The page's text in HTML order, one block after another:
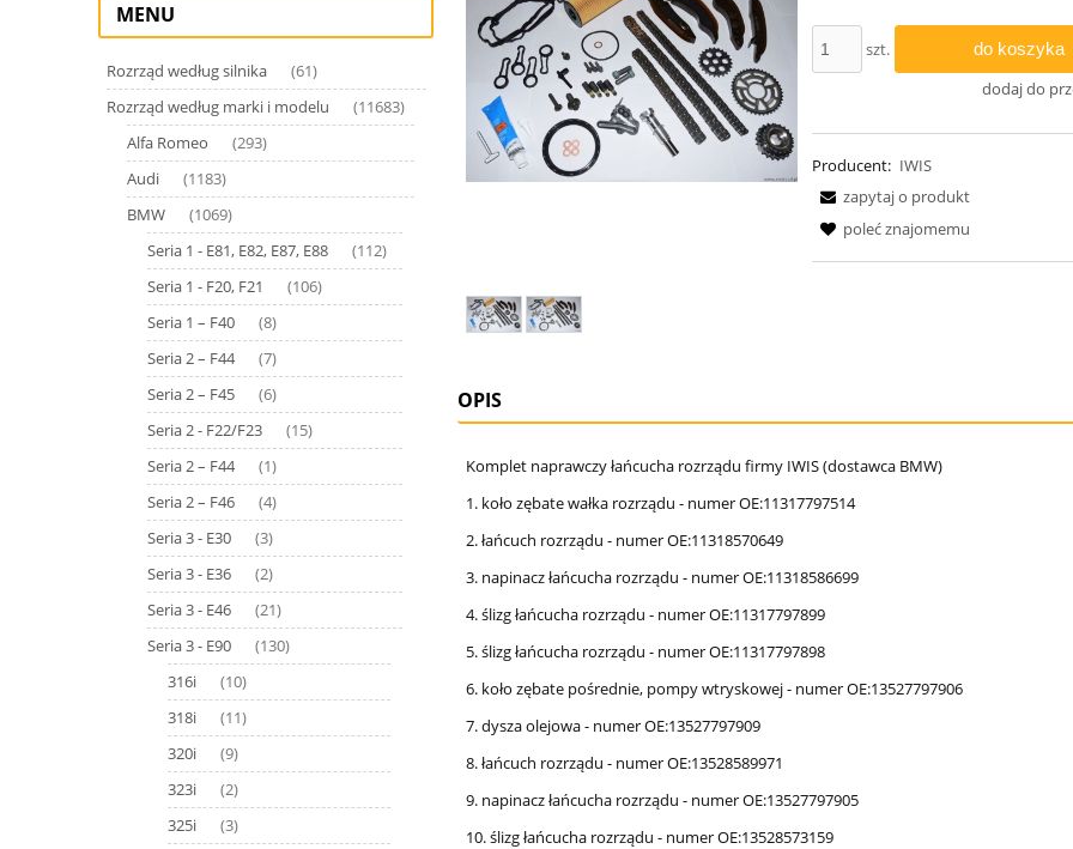
MENU
Rozrząd według silnika (61)
Rozrząd według marki i modelu (11683)
Alfa Romeo (293)
Audi (1183)
BMW (1069)
Seria 1 - E81, E82, E87, E88 (112)
Seria 1 - F20, F21 (106)
Seria 1 – F40 (8)
Seria 2 – F44 (7)
Seria 2 – F45 (6)
Seria 2 - F22/F23 (15)
Seria 2 – F44 (1)
Seria 2 – F46 (4)
Seria 3 - E30 (3)
Seria 3 - E36 (2)
Seria 3 - E46 (21)
Seria 3 - E90 (130)
316i (10)
318i (11)
320i (9)
323i (2)
325i (3)
szt. do koszyka
dodaj do
Producent: IWIS
zapytaj o produkt
poleć znajomemu
OPIS
Komplet naprawczy łańcucha rozrządu firmy IWIS (dostawca BMW)
1. koło zębate wałka rozrządu - numer OE:11317797514
2. łańcuch rozrządu - numer OE:11318570649
3. napinacz łańcucha rozrządu - numer OE:11318586699
4. ślizg łańcucha rozrządu - numer OE:11317797899
5. ślizg łańcucha rozrządu - numer OE:11317797898
6. koło zębate pośrednie, pompy wtryskowej - numer OE:13527797906
7. dysza olejowa - numer OE:13527797909
8. łańcuch rozrządu - numer OE:13528589971
9. napinacz łańcucha rozrządu - numer OE:13527797905
10. ślizg łańcucha rozrządu - numer OE:13528573159